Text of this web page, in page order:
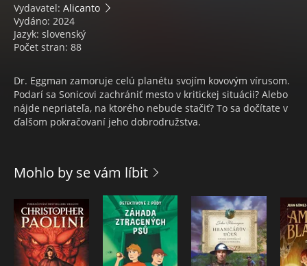
Vydavatel: Alicanto
Vydáno: 2024
Jazyk: slovenský
Počet stran: 88
Dr. Eggman zamoruje celú planétu svojím kovovým vírusom.
Podarí sa Sonicovi zachrániť mesto v kritickej situácii? Alebo
nájde nepriateľa, na ktorého nebude stačiť? To sa dočítate v
ďalšom pokračovaní jeho dobrodružstva.
Mohlo by se vám líbit